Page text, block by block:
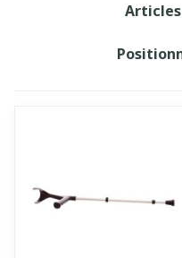
Articles
Trier par: